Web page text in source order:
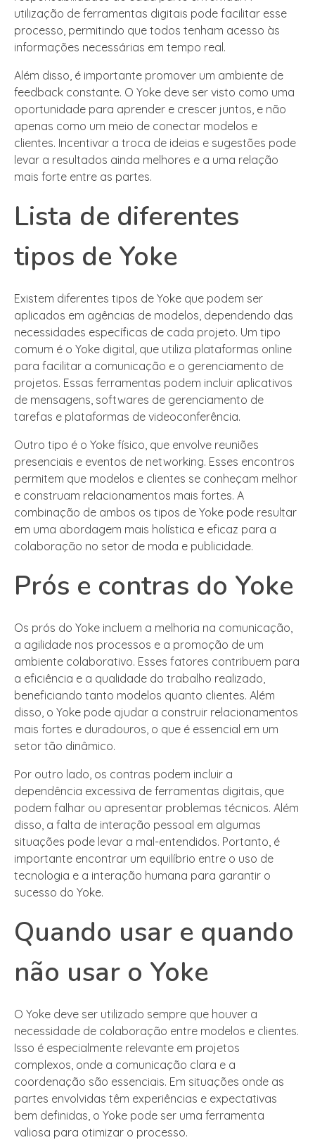
utilização de ferramentas digitais pode facilitar esse
processo, permitindo que todos tenham acesso às
informações necessárias em tempo real.
Além disso, é importante promover um ambiente de
feedback constante. O Yoke deve ser visto como uma
oportunidade para aprender e crescer juntos, e não
apenas como um meio de conectar modelos e
clientes. Incentivar a troca de ideias e sugestões pode
levar a resultados ainda melhores e a uma relação
mais forte entre as partes.
Lista de diferentes
tipos de Yoke
Existem diferentes tipos de Yoke que podem ser
aplicados em agências de modelos, dependendo das
necessidades específicas de cada projeto. Um tipo
comum é o Yoke digital, que utiliza plataformas online
para facilitar a comunicação e o gerenciamento de
projetos. Essas ferramentas podem incluir aplicativos
de mensagens, softwares de gerenciamento de
tarefas e plataformas de videoconferência.
Outro tipo é o Yoke físico, que envolve reuniões
presenciais e eventos de networking. Esses encontros
permitem que modelos e clientes se conheçam melhor
e construam relacionamentos mais fortes. A
combinação de ambos os tipos de Yoke pode resultar
em uma abordagem mais holística e eficaz para a
colaboração no setor de moda e publicidade.
Prós e contras do Yoke
Os prós do Yoke incluem a melhoria na comunicação,
a agilidade nos processos e a promoção de um
ambiente colaborativo. Esses fatores contribuem para
a eficiência e a qualidade do trabalho realizado,
beneficiando tanto modelos quanto clientes. Além
disso, o Yoke pode ajudar a construir relacionamentos
mais fortes e duradouros, o que é essencial em um
setor tão dinâmico.
Por outro lado, os contras podem incluir a
dependência excessiva de ferramentas digitais, que
podem falhar ou apresentar problemas técnicos. Além
disso, a falta de interação pessoal em algumas
situações pode levar a mal-entendidos. Portanto, é
importante encontrar um equilíbrio entre o uso de
tecnologia e a interação humana para garantir o
sucesso do Yoke.
Quando usar e quando
não usar o Yoke
O Yoke deve ser utilizado sempre que houver a
necessidade de colaboração entre modelos e clientes.
Isso é especialmente relevante em projetos
complexos, onde a comunicação clara e a
coordenação são essenciais. Em situações onde as
partes envolvidas têm experiências e expectativas
bem definidas, o Yoke pode ser uma ferramenta
valiosa para otimizar o processo.